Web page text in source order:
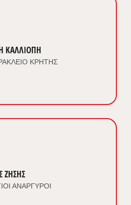
ΚΑΛΛΙΟΠΗ
ΚΡΗΤΗΣ
ΖΗΣΗΣ
ΑΝΑΡΓΥΡΟΙ